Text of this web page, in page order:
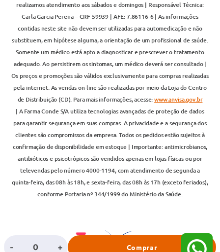
- + Comprar
realizamos atendimento aos sábados e domingos | Responsável Técnica:
Carla Garcia Pereira – CRF 59939 | AFE: 7.86116-6 | As informações
contidas neste site não devem ser utilizadas para automedicação e não
substituem, em hipótese alguma, a orientação de um profissional de saúde.
Somente um médico está apto a diagnosticar e prescrever o tratamento
adequado. Ao persistirem os sintomas, um médico deverá ser consultado |
Os preços e promoções são válidos exclusivamente para compras realizadas
pela internet. As vendas on-line são realizadas por meio da Loja do Centro
de Distribuição (CD). Para mais informações, acesse:www.anvisa.gov.br
| A Farma Conde S/A utiliza tecnologias avançadas de proteção de dados
para garantir segurança em suas compras. A privacidade e a segurança dos
clientes são compromissos da empresa. Todos os pedidos estão sujeitos à
confirmação de disponibilidade em estoque | Importante: antimicrobianos,
antibióticos e psicotrópicos são vendidos apenas em lojas físicas ou por
televendas pelo número 4000-1194, com atendimento de segunda a
quinta-feira, das 08h às 18h, e sexta-feira, das 08h às 17h (exceto feriados),
conforme Portaria nº 344/1999 do Ministério da Saúde.